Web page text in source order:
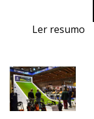
Ler resumo